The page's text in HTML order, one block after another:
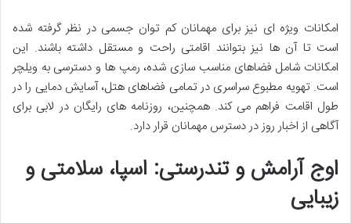
امکانات ویژه ای نیز برای مهمانان کم توان جسمی در نظر گرفته شده
است تا آن ها نیز بتوانند اقامتی راحت و مستقل داشته باشند. این
امکانات شامل فضاهای مناسب سازی شده، رمپ ها و دسترسی به ویلچر
است. تهویه مطبوع سراسری در تمامی فضاهای هتل، آسایش دمایی را در
طول اقامت فراهم می کند. همچنین، روزنامه های رایگان در لابی برای
آگاهی از اخبار روز در دسترس مهمانان قرار دارد.
اوج آرامش و تندرستی: اسپا، سلامتی و
زیبایی